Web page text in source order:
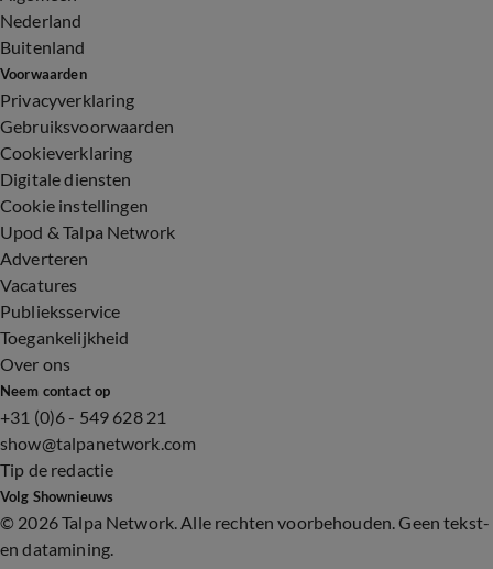
Nederland
Buitenland
Voorwaarden
Privacyverklaring
Gebruiksvoorwaarden
Cookieverklaring
Digitale diensten
Cookie instellingen
Upod & Talpa Network
Adverteren
Vacatures
Publieksservice
Toegankelijkheid
Over ons
Neem contact op
+31 (0)6 - 549 628 21
show@talpanetwork.com
Tip de redactie
Volg Shownieuws
© 2026 Talpa Network. Alle rechten voorbehouden. Geen tekst-
en datamining.